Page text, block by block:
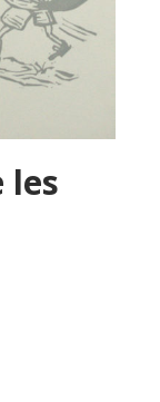
les